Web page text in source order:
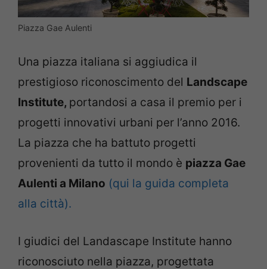
Piazza Gae Aulenti
Una piazza italiana si aggiudica il
prestigioso riconoscimento del Landscape
Institute, portandosi a casa il premio per i
progetti innovativi urbani per l’anno 2016.
La piazza che ha battuto progetti
provenienti da tutto il mondo è piazza Gae
Aulenti a Milano (qui la guida completa
alla città).
I giudici del Landascape Institute hanno
riconosciuto nella piazza, progettata